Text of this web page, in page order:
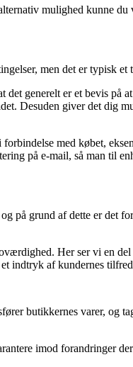
mulighed kunne
men det er typisk
generelt er et bevis på
Desuden giver det dig
med købet,
på e-mail, så man til
på grund af dette er det
Her ser vi en
indtryk af kundernes
butikkernes varer, og
imod forandringer